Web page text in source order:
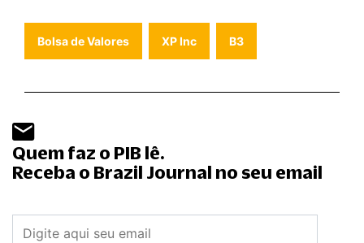
Bolsa de Valores XP Inc B3
Quem faz o PIB lê.
Receba o Brazil Journal no seu email